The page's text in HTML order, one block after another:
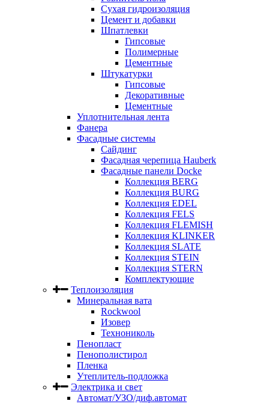
Сухая гидроизоляция
Цемент и добавки
Шпатлевки
Гипсовые
Полимерные
Цементные
Штукатурки
Гипсовые
Декоративные
Цементные
Уплотнительная лента
Фанера
Фасадные системы
Сайдинг
Фасадная черепица Hauberk
Фасадные панели Docke
Коллекция BERG
Коллекция BURG
Коллекция EDEL
Коллекция FELS
Коллекция FLEMISH
Коллекция KLINKER
Коллекция SLATE
Коллекция STEIN
Коллекция STERN
Комплектующие
Теплоизоляция
Минеральная вата
Rockwool
Изовер
Технониколь
Пенопласт
Пенополистирол
Пленка
Утеплитель-подложка
Электрика и свет
Автомат/УЗО/диф.автомат